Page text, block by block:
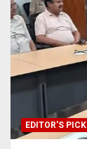
EDITOR'S PICK